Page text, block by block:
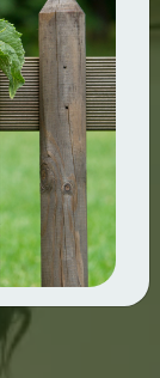
Sie
Sie